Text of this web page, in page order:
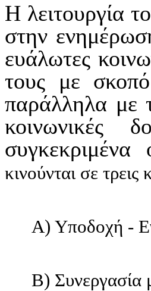
Η λειτουργία
στην
ευάλωτες
τους με
παράλληλα με
κοινωνικές
συγκεκριμένα
κινούνται σε τρεις
Α) Υποδοχή -
Β) Συνεργασία